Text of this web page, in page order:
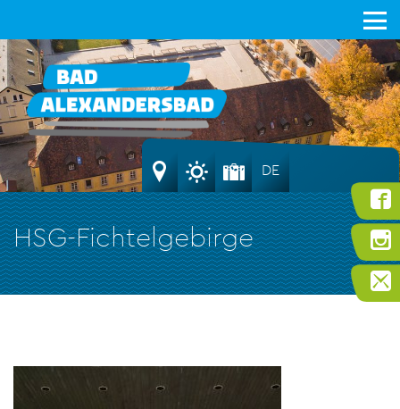
HSG-Fichtelgebirge
DE